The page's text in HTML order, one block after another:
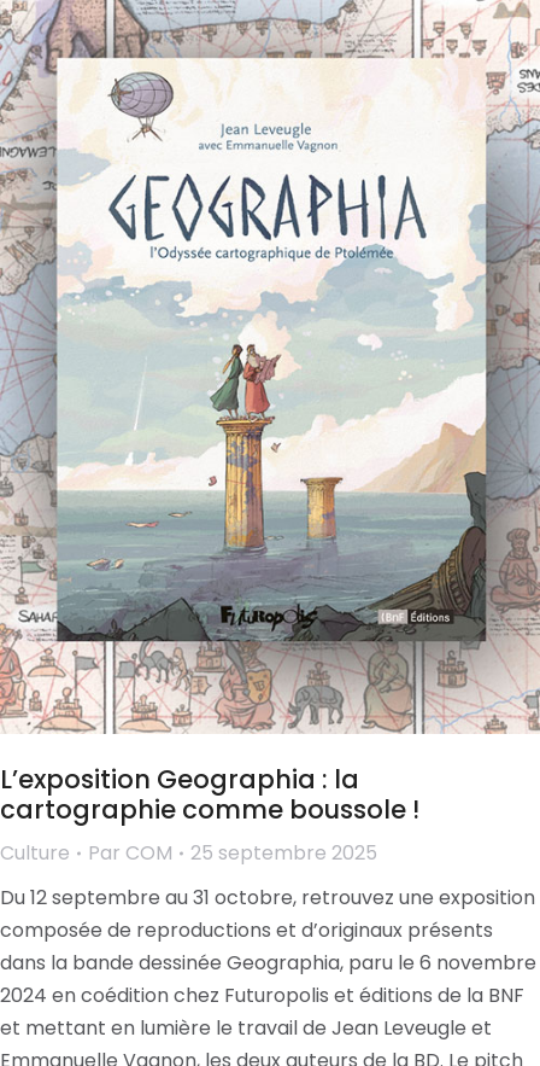
L’exposition Geographia : la
cartographie comme boussole !
Culture Par COM
25 septembre 2025
Du 12 septembre au 31 octobre, retrouvez une exposition
composée de reproductions et d’originaux présents
dans la bande dessinée Geographia, paru le 6 novembre
2024 en coédition chez Futuropolis et éditions de la BNF
et mettant en lumière le travail de Jean Leveugle et